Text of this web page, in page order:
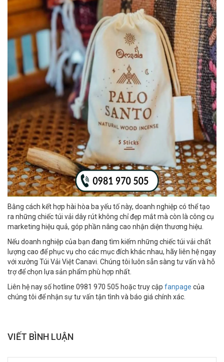
Bằng cách kết hợp hài hòa ba yếu tố này, doanh nghiệp có thể tạo
ra những chiếc túi vải dây rút không chỉ đẹp mắt mà còn là công cụ
marketing hiệu quả, góp phần nâng cao nhận diện thương hiệu.
Nếu doanh nghiệp của bạn đang tìm kiếm những chiếc túi vải chất
lượng cao để phục vụ cho các mục đích khác nhau, hãy liên hệ ngay
với xưởng Túi Vải Việt Canavi. Chúng tôi luôn sẵn sàng tư vấn và hỗ
trợ để chọn lựa sản phẩm phù hợp nhất.
Liên hệ nay số hotline 0981 970 505 hoặc truy cập fanpage của
chúng tôi để nhận sự tư vấn tận tình và báo giá chính xác.
VIẾT BÌNH LUẬN